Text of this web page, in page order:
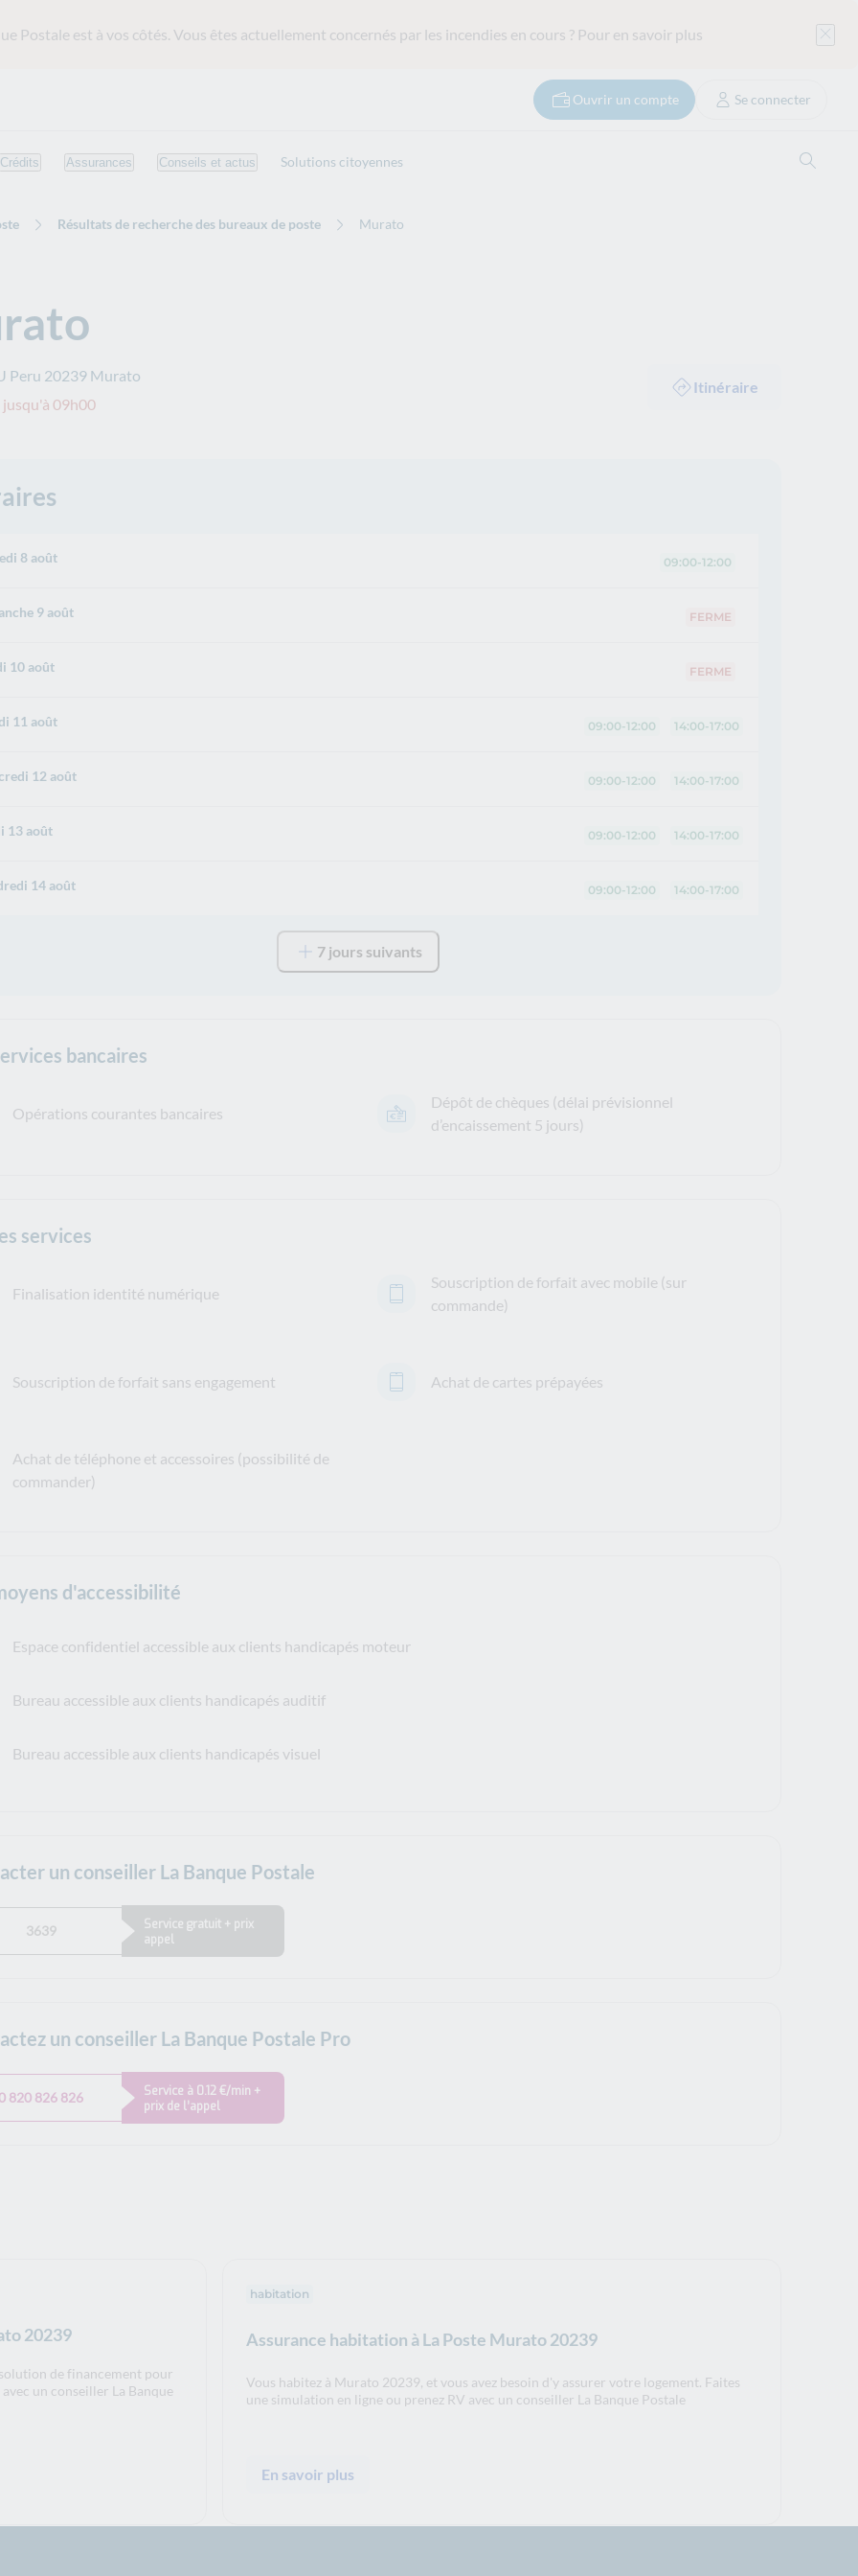
Postale est à vos côtés. Vous êtes actuellement concernés par les incendies en cours ? Pour en savoir plus
Ouvrir un compte Se connecter
Crédits Assurances Conseils et actus Solutions citoyennes
Résultats de recherche des bureaux de poste Murato
Peru 20239 Murato
jusqu'à 09h00
Itinéraire
8 août 09:00-12:00
9 août FERME
10 août FERME
11 août 09:00-12:00 14:00-17:00
12 août 09:00-12:00 14:00-17:00
13 août 09:00-12:00 14:00-17:00
14 août 09:00-12:00 14:00-17:00
7 jours suivants
bancaires
Opérations courantes bancaires
Dépôt de chèques (délai prévisionnel
d’encaissement 5 jours)
services
Finalisation identité numérique
Souscription de forfait avec mobile (sur
commande)
Souscription de forfait sans engagement Achat de cartes prépayées
Achat de téléphone et accessoires (possibilité de
commander)
d'accessibilité
Espace confidentiel accessible aux clients handicapés moteur
Bureau accessible aux clients handicapés auditif
Bureau accessible aux clients handicapés visuel
un conseiller La Banque Postale
3639
Service gratuit + prix
appel
un conseiller La Banque Postale Pro
820 826 826
Service à 0.12 €/min +
prix de l’appel
20239
de financement pour
un conseiller La Banque
Assurance habitation à La Poste Murato 20239
habitation
Vous habitez à Murato 20239, et vous avez besoin d'y assurer votre logement. Faites
une simulation en ligne ou prenez RV avec un conseiller La Banque Postale
En savoir plus